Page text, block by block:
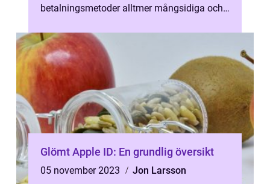
betalningsmetoder alltmer mångsidiga och
Glömt Apple ID: En grundlig översikt
05 november 2023
Jon Larsson